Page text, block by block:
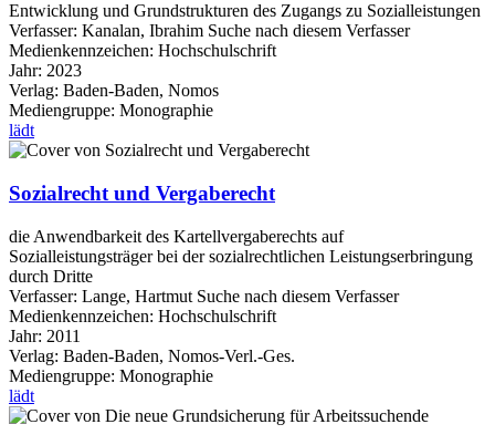
Entwicklung und Grundstrukturen des Zugangs zu Sozialleistungen
Verfasser: Kanalan, Ibrahim Suche nach diesem Verfasser
Medienkennzeichen: Hochschulschrift
Jahr: 2023
Verlag: Baden-Baden, Nomos
Mediengruppe: Monographie
lädt
Sozialrecht und Vergaberecht
die Anwendbarkeit des Kartellvergaberechts auf
Sozialleistungsträger bei der sozialrechtlichen Leistungserbringung
durch Dritte
Verfasser: Lange, Hartmut Suche nach diesem Verfasser
Medienkennzeichen: Hochschulschrift
Jahr: 2011
Verlag: Baden-Baden, Nomos-Verl.-Ges.
Mediengruppe: Monographie
lädt